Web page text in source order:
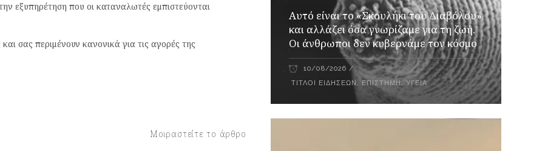
εξυπηρέτηση που οι καταναλωτές εμπιστεύονται
σας περιμένουν κανονικά για τις αγορές της
Μοιραστείτε το άρθρο
Αυτό είναι το «Σκουλήκι του Διαβόλου»
και αλλάζει όσα γνωρίζαμε για τη ζωή.
Οι άνθρωποι δεν κυβερνάμε τον κόσμο
10/08/2026
ΤΊΤΛΟΙ ΕΙΔΉΣΕΩΝ , ΕΠΙΣΤΉΜΗ ,ΥΓΕΊΑ